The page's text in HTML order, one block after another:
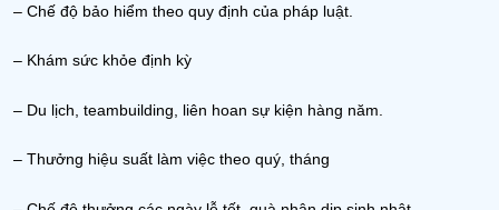
– Chế độ bảo hiểm theo quy định của pháp luật.
– Khám sức khỏe định kỳ
– Du lịch, teambuilding, liên hoan sự kiện hàng năm.
– Thưởng hiệu suất làm việc theo quý, tháng